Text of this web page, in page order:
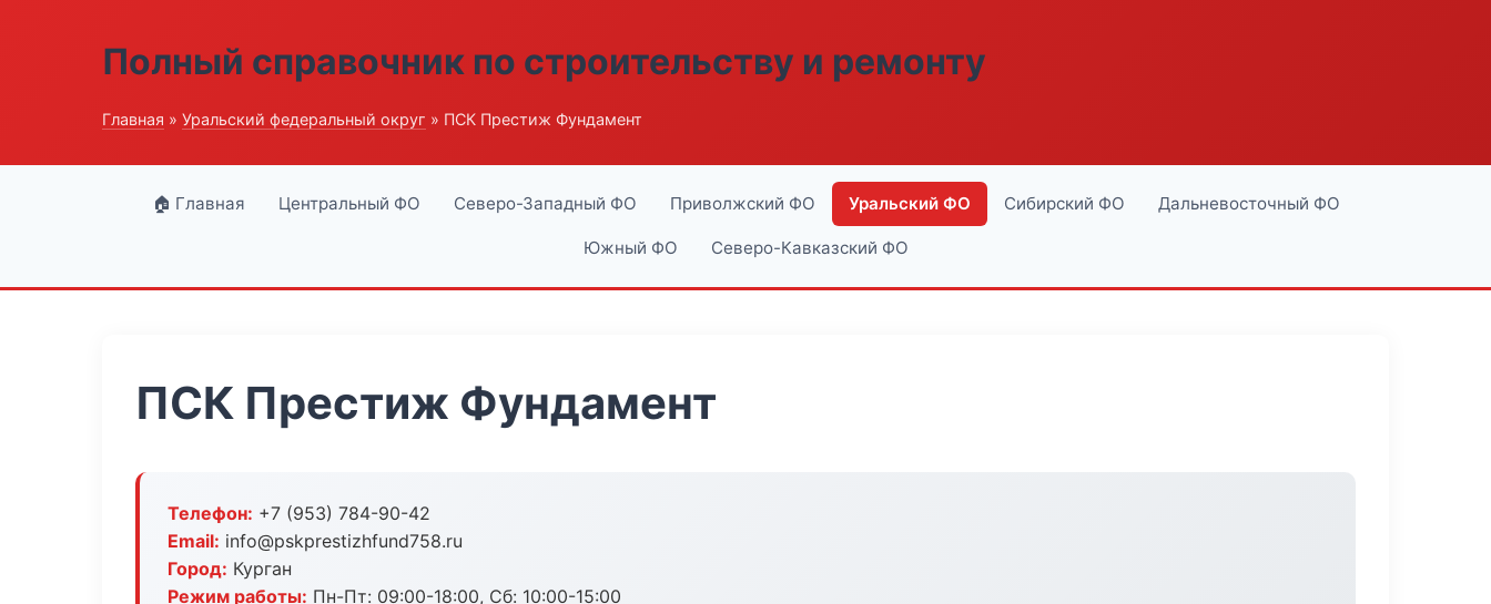
Полный справочник по строительству и ремонту
Главная » Уральский федеральный округ » ПСК Престиж Фундамент
🏠 Главная Центральный ФО Северо-Западный ФО Приволжский ФО Уральский ФО Сибирский ФО Дальневосточный ФО
Южный ФО Северо-Кавказский ФО
ПСК Престиж Фундамент
Телефон: +7 (953) 784-90-42
Email: info@pskprestizhfund758.ru
Город: Курган
Режим работы: Пн-Пт: 09:00-18:00, Сб: 10:00-15:00